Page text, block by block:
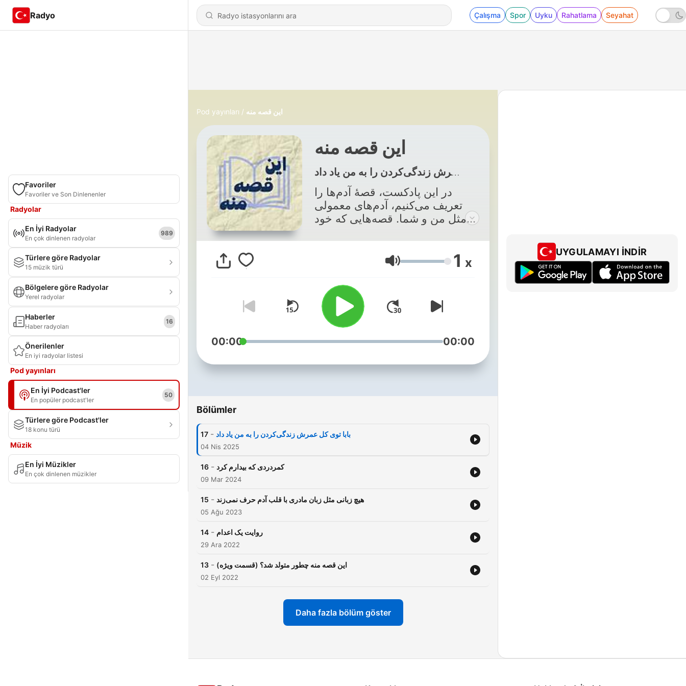
Radyo Çalışma Spor Uyku Rahatlama Seyahat
Favoriler
Favoriler ve Son Dinlenenler
Radyolar
En İyi Radyolar
En çok dinlenen radyolar
989
Türlere göre Radyolar
15 müzik türü
Bölgelere göre Radyolar
Yerel radyolar
Haberler
Haber radyoları
16
Önerilenler
En iyi radyolar listesi
Pod yayınları
En İyi Podcast'ler
En popüler podcast'ler
50
Türlere göre Podcast'ler
18 konu türü
Müzik
En İyi Müzikler
En çok dinlenen müzikler
Pod yayınları این قصه منه
این قصه منه
در این پادکست، قصه‌ٔ آدم‌ها را
تعریف می‌کنیم، آدم‌های معمولی
مثل من و شما. قصه‌هایی که خود
نوشته‌اند. «این قصه منه» را در
وبسایت پادکست یا اپلیکیشن
Ses 1 x
00:00 00:00
Bölümler
17 - بابا توی کل عمرش زندگی‌کردن را به من یاد داد
04 Nis 2025
16 - کمردردی که بیدارم کرد
09 Mar 2024
15 - هیچ زبانی مثل زبان مادری با قلب آدم حرف نمی‌زند
05 Ağu 2023
14 - روایت یک اعدام
29 Ara 2022
13 - این قصه منه چطور متولد شد؟ (قسمت ویژه)
02 Eyl 2022
Daha fazla bölüm göster
UYGULAMAYI İNDIR